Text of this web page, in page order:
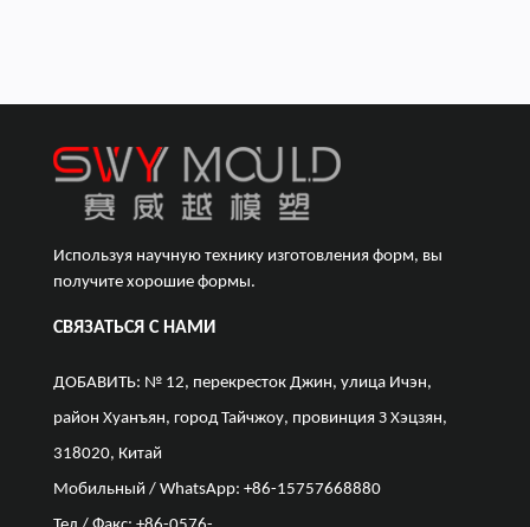
Используя научную технику изготовления форм, вы
получите хорошие формы.
СВЯЗАТЬСЯ С НАМИ
ДОБАВИТЬ: № 12, перекресток Джин, улица Ичэн,
район Хуанъян, город Тайчжоу, провинция З Хэцзян,
318020, Китай
Мобильный / WhatsApp: +86-15757668880